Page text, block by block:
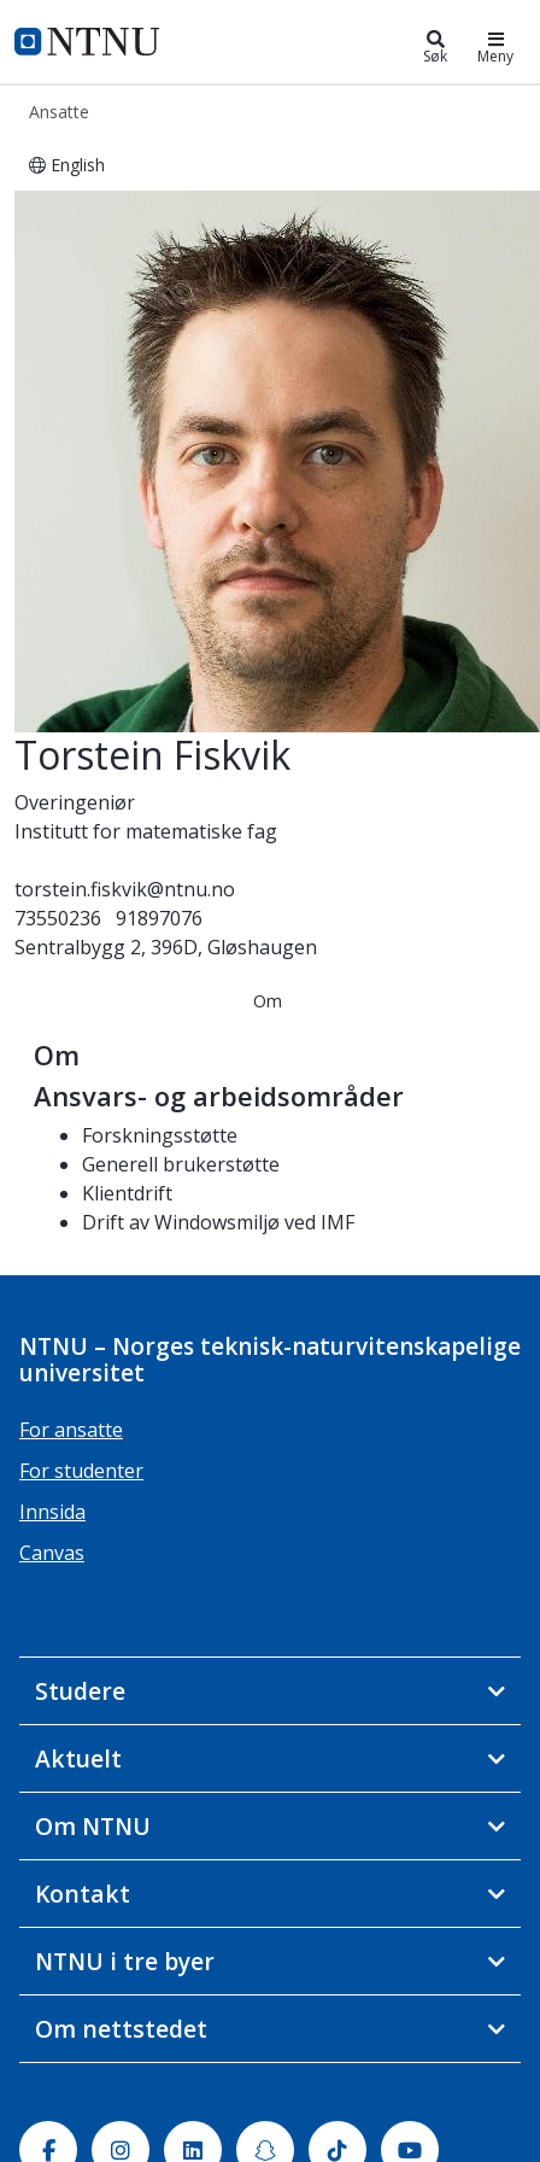
NTNU Hjemmeside
ntnu.no Søk Meny
Ansatte
English
Torstein Fiskvik
Overingeniør
Institutt for matematiske fag
torstein.fiskvik@ntnu.no
73550236 91897076
Sentralbygg 2, 396D, Gløshaugen
Om
Om
Ansvars- og arbeidsområder
Forskningsstøtte
Generell brukerstøtte
Klientdrift
Drift av Windowsmiljø ved IMF
NTNU – Norges teknisk-naturvitenskapelige
universitet
For ansatte
For studenter
Innsida
Canvas
Studere
Aktuelt
Om NTNU
Kontakt
NTNU i tre byer
Om nettstedet
FacebookInstagramLinkedinSnapchatTiktok Youtube